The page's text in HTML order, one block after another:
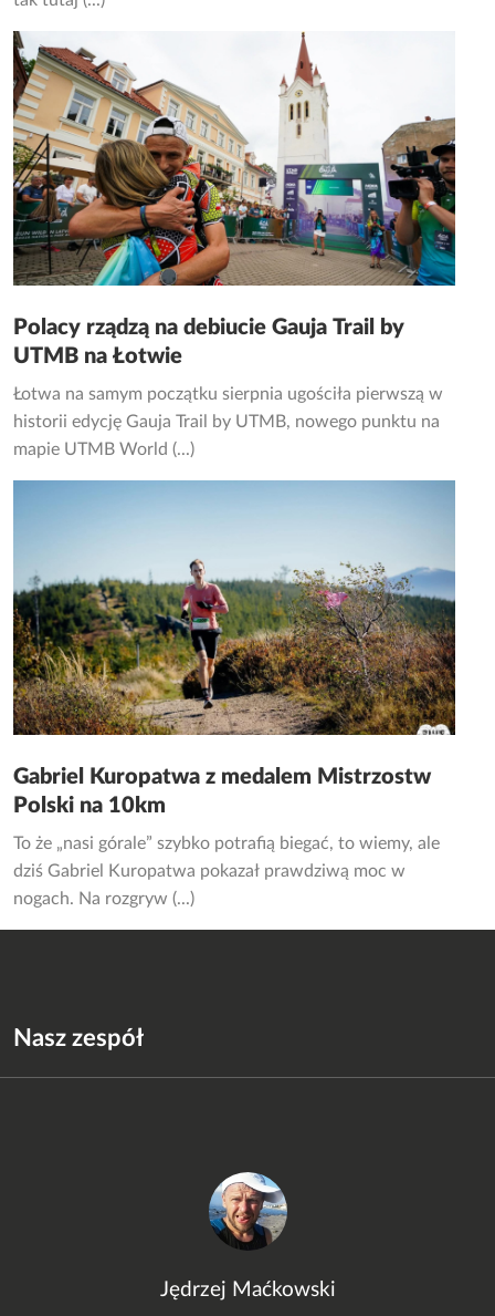
Polacy rządzą na debiucie Gauja Trail by
UTMB na Łotwie
Łotwa na samym początku sierpnia ugościła pierwszą w
historii edycję Gauja Trail by UTMB, nowego punktu na
mapie UTMB World (...)
Gabriel Kuropatwa z medalem Mistrzostw
Polski na 10km
To że „nasi górale” szybko potrafią biegać, to wiemy, ale
dziś Gabriel Kuropatwa pokazał prawdziwą moc w
nogach. Na rozgryw (...)
Nasz zespół
Jędrzej Maćkowski